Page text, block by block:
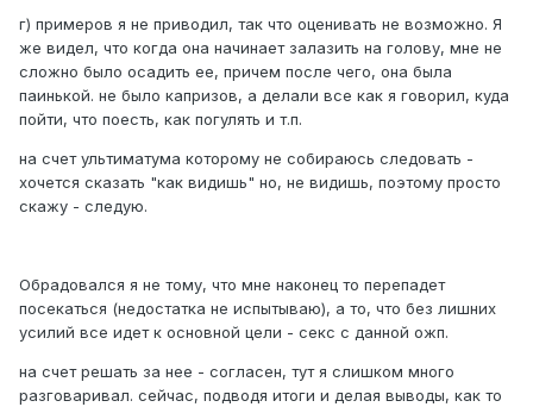
г) примеров я не приводил, так что оценивать не возможно. Я
же видел, что когда она начинает залазить на голову, мне не
сложно было осадить ее, причем после чего, она была
паинькой. не было капризов, а делали все как я говорил, куда
пойти, что поесть, как погулять и т.п.
на счет ультиматума которому не собираюсь следовать -
хочется сказать "как видишь" но, не видишь, поэтому просто
скажу - следую.
Обрадовался я не тому, что мне наконец то перепадет
посекаться (недостатка не испытываю), а то, что без лишних
усилий все идет к основной цели - секс с данной ожп.
на счет решать за нее - согласен, тут я слишком много
разговаривал. сейчас, подводя итоги и делая выводы, как то